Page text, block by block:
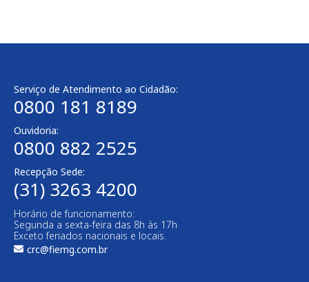
Serviço de Atendimento ao Cidadão:
0800 181 8189
Ouvidoria:
0800 882 2525​
Recepção Sede:
(31) 3263 4200
Horário de funcionamento:
Segunda a sexta-feira das 8h às 17h
Exceto feriados nacionais e locais.
crc@fiemg.com.br